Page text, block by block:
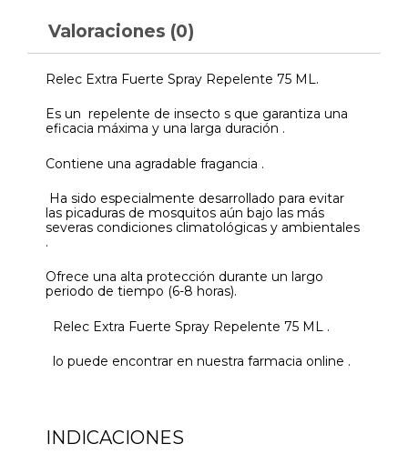
Valoraciones (0)
Relec Extra Fuerte Spray Repelente 75 ML.
Es un repelente de insecto s que garantiza una
eficacia máxima y una larga duración .
Contiene una agradable fragancia .
Ha sido especialmente desarrollado para evitar
las picaduras de mosquitos aún bajo las más
severas condiciones climatológicas y ambientales
.
Ofrece una alta protección durante un largo
periodo de tiempo (6-8 horas).
Relec Extra Fuerte Spray Repelente 75 ML .
lo puede encontrar en nuestra farmacia online .
INDICACIONES